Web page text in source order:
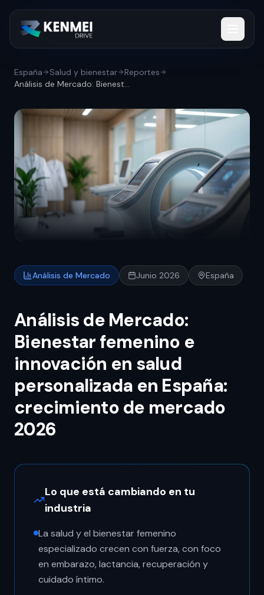
España Salud y bienestar
Reportes
Análisis de Mercado: Bienestar femenino...
Análisis de Mercado Junio 2026 España
Análisis de Mercado:
Bienestar femenino e
innovación en salud
personalizada en España:
crecimiento de mercado
2026
Lo que está cambiando en tu
industria
La salud y el bienestar femenino
especializado crecen con fuerza, con foco
en embarazo, lactancia, recuperación y
cuidado íntimo.